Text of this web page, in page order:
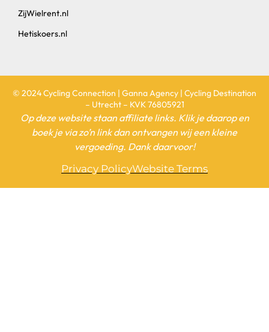
ZijWielrent.nl
Hetiskoers.nl
© 2024 Cycling Connection | Ganna Agency | Cycling Destination
– Utrecht – KVK 76805921
Op deze website staan affiliate links. Klik je daarop en
boek je via zo’n link dan ontvangen wij een kleine
vergoeding. Dank daarvoor!
Privacy PolicyWebsite Terms